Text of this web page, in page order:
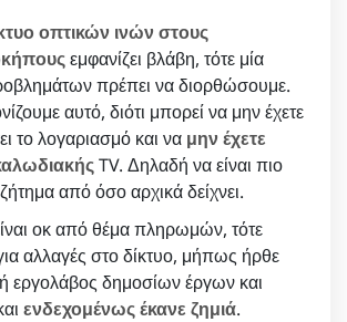
οπτικών ινών στους
εμφανίζει βλάβη, τότε μία
πρέπει να διορθώσουμε.
αυτό, διότι μπορεί να μην έχετε
το λογαριασμό και να μην έχετε
TV. Δηλαδή να είναι πιο
από όσο αρχικά δείχνει.
οκ από θέμα πληρωμών, τότε
αλλαγές στο δίκτυο, μήπως ήρθε
ή εργολάβος δημοσίων έργων και
ενδεχομένως έκανε ζημιά.